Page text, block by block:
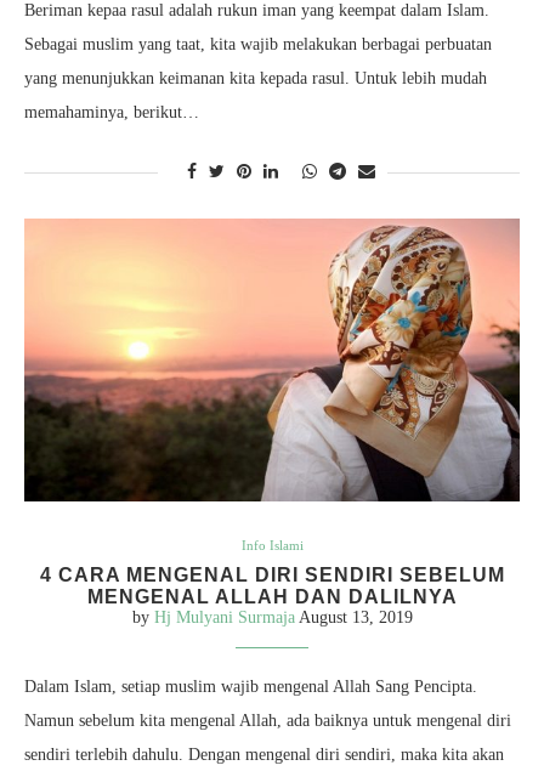
Beriman kepaa rasul adalah rukun iman yang keempat dalam Islam.
Sebagai muslim yang taat, kita wajib melakukan berbagai perbuatan
yang menunjukkan keimanan kita kepada rasul. Untuk lebih mudah
memahaminya, berikut…
Info Islami
4 CARA MENGENAL DIRI SENDIRI SEBELUM
MENGENAL ALLAH DAN DALILNYA
by Hj Mulyani Surmaja August 13, 2019
Dalam Islam, setiap muslim wajib mengenal Allah Sang Pencipta.
Namun sebelum kita mengenal Allah, ada baiknya untuk mengenal diri
sendiri terlebih dahulu. Dengan mengenal diri sendiri, maka kita akan